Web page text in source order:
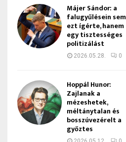
Májer Sándor: a
falugyűlésein sem
ezt ígérte, hanem
egy tisztességes
politizálást
2026.05.28. 0
Hoppál Hunor:
Zajlanak a
mézeshetek,
méltánytalan és
bosszúvezérelt a
győztes